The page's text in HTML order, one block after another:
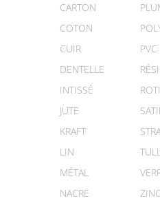
CARTON
COTON
CUIR
DENTELLE
INTISSÉ
JUTE
KRAFT
LIN
MÉTAL
NACRE
PVC
ZINC